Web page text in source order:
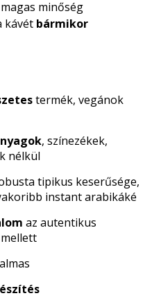
minőség
kávét bármikor
termék, vegánok
, színezékek,
nél­kül
tipikus keserűsége,
instant arabikáké
az autentikus